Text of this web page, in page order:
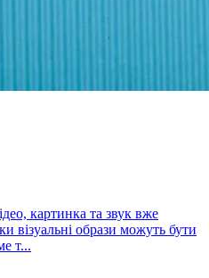
картинка та звук вже
візуальні образи можуть бути
т...